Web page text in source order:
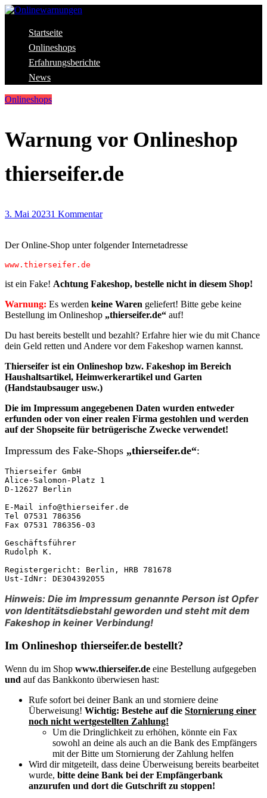
Skip
content
Onlinewarnungen
Aktuelle Warnungen vor Gefahren im Internet
Startseite
Onlineshops
Erfahrungsberichte
News
Onlineshops
Warnung vor Onlineshop
thierseifer.de
3. Mai 20231 Kommentar
Der Online-Shop unter folgender Internetadresse
www.thierseifer.de
ist ein Fake! Achtung Fakeshop, bestelle nicht in diesem Shop!
Warnung: Es werden keine Waren geliefert! Bitte gebe keine
Bestellung im Onlineshop „thierseifer.de“ auf!
Du hast bereits bestellt und bezahlt? Erfahre hier wie du mit Chance
dein Geld retten und Andere vor dem Fakeshop warnen kannst.
Thierseifer ist ein Onlineshop bzw. Fakeshop im Bereich
Haushaltsartikel, Heimwerkerartikel und Garten
(Handstaubsauger usw.)
Die im Impressum angegebenen Daten wurden entweder
erfunden oder von einer realen Firma gestohlen und werden
auf der Shopseite für betrügerische Zwecke verwendet!
Impressum des Fake-Shops „thierseifer.de“:
Thierseifer GmbH
Alice-Salomon-Platz 1
D-12627 Berlin
E-Mail info@thierseifer.de
Tel 07531 786356
Fax 07531 786356-03
Geschäftsführer
Rudolph K.
Registergericht: Berlin, HRB 781678
Ust-IdNr: DE304392055
Hinweis: Die im Impressum genannte Person ist Opfer
von Identitätsdiebstahl geworden und steht mit dem
Fakeshop in keiner Verbindung!
Im Onlineshop thierseifer.de bestellt?
Wenn du im Shop www.thierseifer.de eine Bestellung aufgegeben
und auf das Bankkonto überwiesen hast:
Rufe sofort bei deiner Bank an und storniere deine
Überweisung! Wichtig: Bestehe auf die Stornierung einer
noch nicht wertgestellten Zahlung!
Um die Dringlichkeit zu erhöhen, könnte ein Fax
sowohl an deine als auch an die Bank des Empfängers
mit der Bitte um Stornierung der Zahlung helfen
Wird dir mitgeteilt, dass deine Überweisung bereits bearbeitet
wurde, bitte deine Bank bei der Empfängerbank
anzurufen und dort die Gutschrift zu stoppen!